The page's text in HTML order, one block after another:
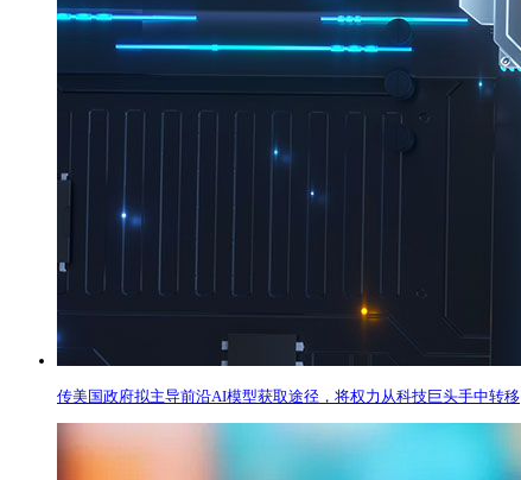
传美国政府拟主导前沿AI模型获取途径，将权力从科技巨头手中转移